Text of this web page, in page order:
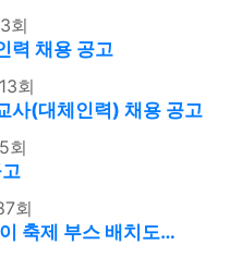
회
력 채용 공고
회
사(대체인력) 채용 공고
회
회
축제 부스 배치도…